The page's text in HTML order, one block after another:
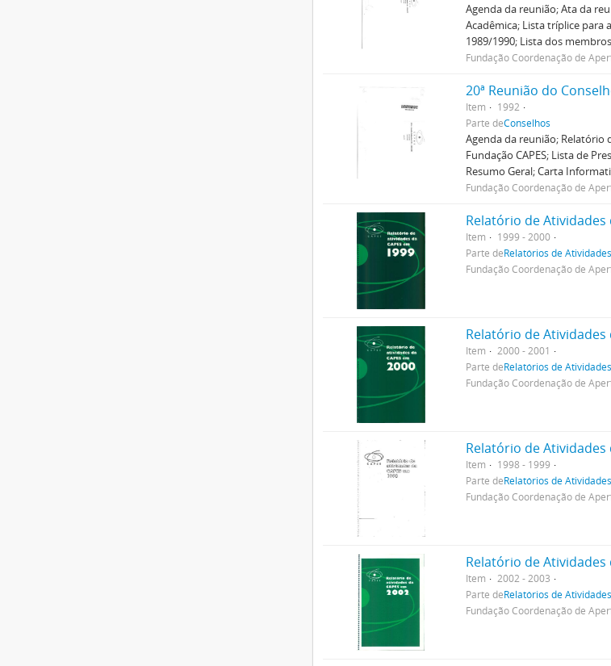
Agenda da reunião; Ata da
Acadêmica; Lista tríplice para
1989/1990; Lista dos
Fundação Coordenação de
20ª Reunião do
Item
1992
Parte deConselhos
Agenda da reunião; Relatório
Fundação CAPES; Lista de
Resumo Geral; Carta
Fundação Coordenação de
Relatório de Atividades
Item
1999 - 2000
Parte deRelatórios de Atividades
Fundação Coordenação de
Relatório de Atividades
Item
2000 - 2001
Parte deRelatórios de Atividades
Fundação Coordenação de
Relatório de Atividades
Item
1998 - 1999
Parte deRelatórios de Atividades
Fundação Coordenação de
Relatório de Atividades
Item
2002 - 2003
Parte deRelatórios de Atividades
Fundação Coordenação de